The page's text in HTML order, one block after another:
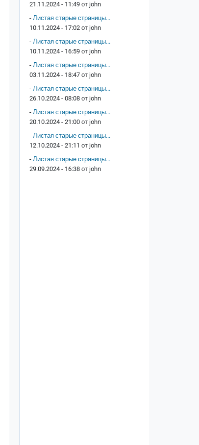
21.11.2024 - 11:49 от john
- Листая старые страницы...
10.11.2024 - 17:02 от john
- Листая старые страницы...
10.11.2024 - 16:59 от john
- Листая старые страницы...
03.11.2024 - 18:47 от john
- Листая старые страницы...
26.10.2024 - 08:08 от john
- Листая старые страницы...
20.10.2024 - 21:00 от john
- Листая старые страницы...
12.10.2024 - 21:11 от john
- Листая старые страницы...
29.09.2024 - 16:38 от john